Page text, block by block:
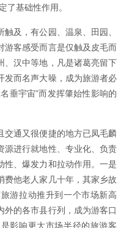
了基础性作用。
及，有公园、温泉、田园、
游客感受而言是仅触及皮毛而
、汉中等地，凡是诸葛亮留下
发而名声大噪，成为旅游者必
垂宇宙”而发挥肇始性影响的
交通又很便捷的地方已凤毛麟
源进行就地性、专业化、负责
性、爆发力和拉动作用。一是
费他老人家几十年，其家乡故
游拉动推升到一个市场新高
外的各市县行列，成为游客口
影响更大市场半径的旅游客